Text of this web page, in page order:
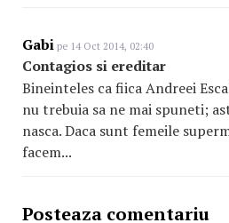
Gabi pe 14 Oct 2014, 02:40
Contagios si ereditar
Bineinteles ca fiica Andreei
nu trebuia sa ne mai spuneti;
nasca. Daca sunt femeile
facem...
Posteaza comentariu